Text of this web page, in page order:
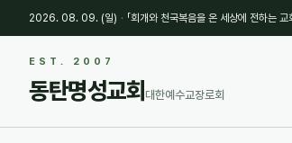
2026. 08. 09. (일) · 「회개와 천국복음을 온 세상에 전하는
EST. 2007
동탄명성교회 대한예수교장로회
Sketchbook5, 스케치북5
Sketchbook5, 스케치북5